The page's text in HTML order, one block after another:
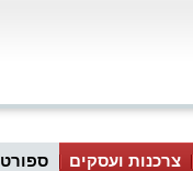
צרכנות ועסקים ספורט